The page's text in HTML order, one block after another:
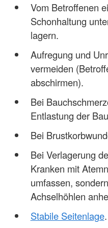
Vom Betroffenen
Schonhaltung
lagern.
Aufregung und
vermeiden
abschirmen).
Bei
Entlastung der
Bei
Bei Verlagerung
Kranken mit
umfassen,
Achselhöhlen
Stabile Seitenlage.